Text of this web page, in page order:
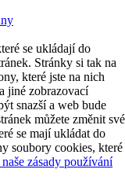
se ukládají do
Stránky si tak na
které jste na nich
jiné zobrazovací
snazší a web bude
můžete změnit své
se mají ukládat do
soubory cookies, které
naše zásady používání